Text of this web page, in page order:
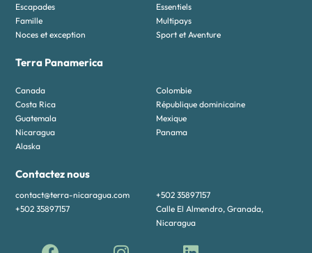
Escapades
Essentiels
Famille
Multipays
Noces et exception
Sport et Aventure
Terra Panamerica
Canada
Colombie
Costa Rica
République dominicaine
Guatemala
Mexique
Nicaragua
Panama
Alaska
Contactez nous
contact@terra-nicaragua.com
+502 35897157
+502 35897157
Calle El Almendro, Granada,
Nicaragua